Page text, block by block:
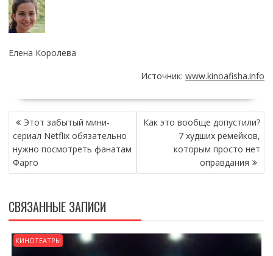
Елена Королева
Источник:www.kinoafisha.info
НАВИГАЦИЯ
ПО
ЗАПИСЯМ
Этот забытый мини-
сериал Netflix обязательно
нужно посмотреть фанатам
Фарго
Как это вообще допустили?
7 худших ремейков,
которым просто нет
оправдания
СВЯЗАННЫЕ ЗАПИСИ
КИНОТЕАТРЫ